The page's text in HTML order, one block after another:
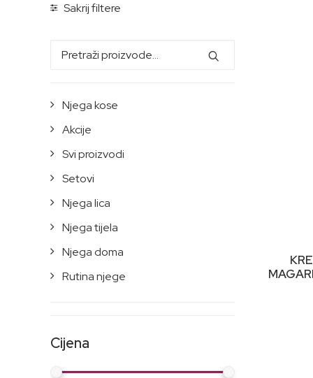
Sakrij filtere
Pretraži:
Njega kose
Akcije
Svi proizvodi
Setovi
Njega lica
Njega tijela
Njega doma
Rutina njege
Cijena